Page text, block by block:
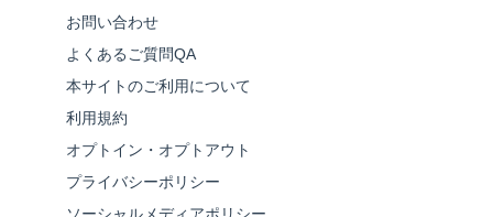
お問い合わせ
よくあるご質問QA
本サイトのご利用について
利用規約
オプトイン・オプトアウト
プライバシーポリシー